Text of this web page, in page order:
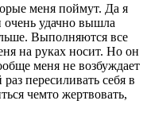
меня поймут. Да я
удачно вышла
Выполняются все
на руках носит. Но он
меня не возбуждает
пересиливать себя в
чемто жертвовать,